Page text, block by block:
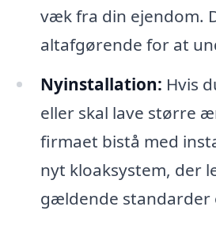
væk fra din ejendom.
altafgørende for at
Nyinstallation: Hvis
eller skal lave større
firmaet bistå med
nyt kloaksystem, der
gældende standarder